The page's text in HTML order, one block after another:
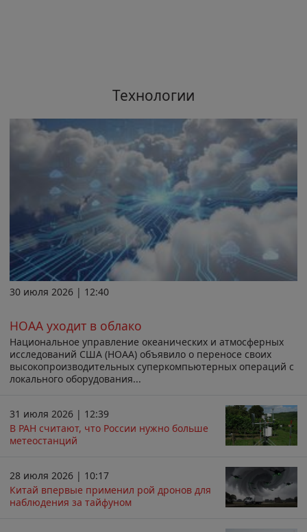
Технологии
30 июля 2026 | 12:40
НОАА уходит в облако
Национальное управление океанических и атмосферных
исследований США (НОАА) объявило о переносе своих
высокопроизводительных суперкомпьютерных операций с
локального оборудования...
31 июля 2026 | 12:39
В РАН считают, что России нужно больше
метеостанций
28 июля 2026 | 10:17
Китай впервые применил рой дронов для
наблюдения за тайфуном